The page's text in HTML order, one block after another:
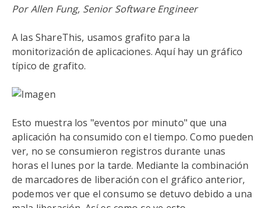
Por Allen Fung, Senior Software Engineer
A las ShareThis, usamos grafito para la
monitorización de aplicaciones. Aquí hay un gráfico
típico de grafito.
Esto muestra los "eventos por minuto" que una
aplicación ha consumido con el tiempo. Como pueden
ver, no se consumieron registros durante unas
horas el lunes por la tarde. Mediante la combinación
de marcadores de liberación con el gráfico anterior,
podemos ver que el consumo se detuvo debido a una